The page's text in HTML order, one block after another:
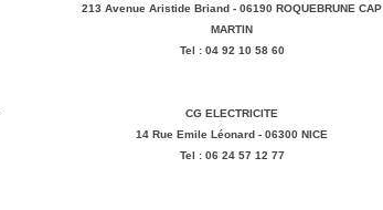
213 Avenue Aristide Briand - 06190 ROQUEBRUNE CAP
MARTIN
Tel : 04 92 10 58 60
CG ELECTRICITE
14 Rue Emile Léonard - 06300 NICE
Tel : 06 24 57 12 77